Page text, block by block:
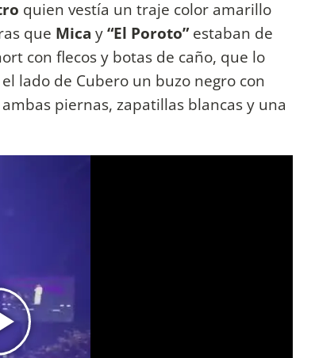
quien vestía un traje color amarillo
que Mica y“El Poroto”estaban de
con flecos y botas de caño, que lo
lado de Cubero un buzo negro con
piernas, zapatillas blancas y una